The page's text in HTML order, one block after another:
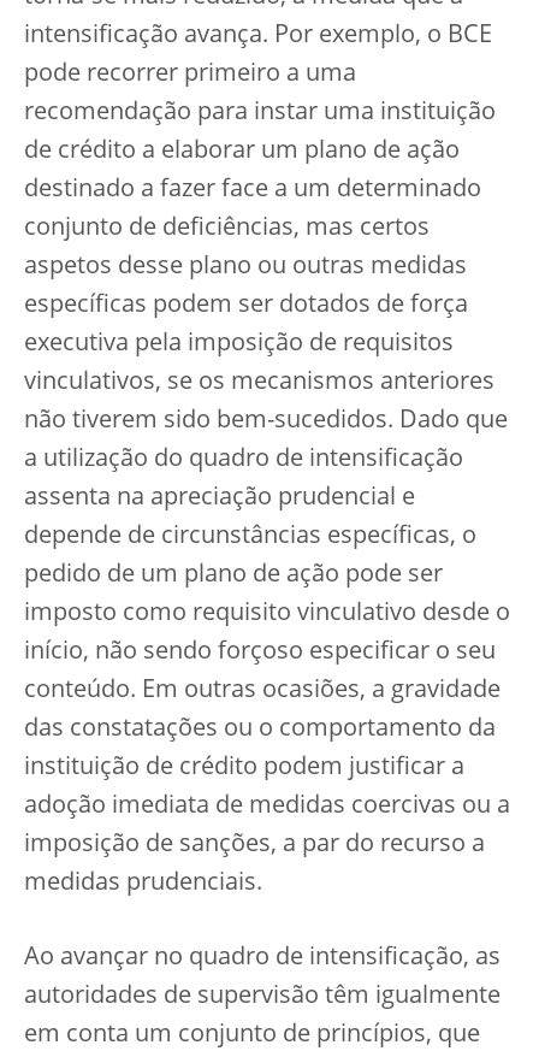
intensificação avança. Por exemplo, o BCE
pode recorrer primeiro a uma
recomendação para instar uma instituição
de crédito a elaborar um plano de ação
destinado a fazer face a um determinado
conjunto de deficiências, mas certos
aspetos desse plano ou outras medidas
específicas podem ser dotados de força
executiva pela imposição de requisitos
vinculativos, se os mecanismos anteriores
não tiverem sido bem-sucedidos. Dado que
a utilização do quadro de intensificação
assenta na apreciação prudencial e
depende de circunstâncias específicas, o
pedido de um plano de ação pode ser
imposto como requisito vinculativo desde o
início, não sendo forçoso especificar o seu
conteúdo. Em outras ocasiões, a gravidade
das constatações ou o comportamento da
instituição de crédito podem justificar a
adoção imediata de medidas coercivas ou a
imposição de sanções, a par do recurso a
medidas prudenciais.
Ao avançar no quadro de intensificação, as
autoridades de supervisão têm igualmente
em conta um conjunto de princípios, que